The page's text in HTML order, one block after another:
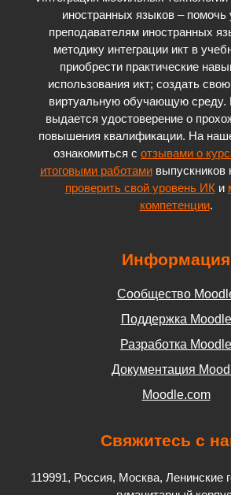
иностранных языков – помочь
преподавателям иностранных
методику интеграции икт в
приобрести практические
использования икт; cоздать
виртуальную обучающую среду.
выдается удостоверение о
повышения квалификации. На
ознакомиться с отзывами о
итоговыми работамивыпускников
проверить свой уровень ИКи
компетенции.
Информация
Сообщество
Поддержка Moodle
Разработка Moodle
Документация
Moodle.com
Свяжитесь с
119991, Россия, Москва, Ленинские